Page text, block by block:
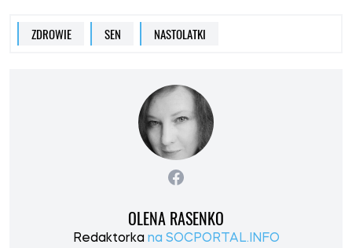
ZDROWIE SEN NASTOLATKI
OLENA RASENKO
Redaktorka na SOCPORTAL.INFO